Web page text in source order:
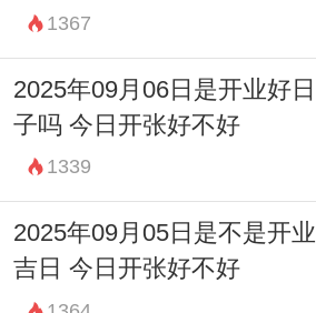
1367
2025年09月06日是开业好日
子吗 今日开张好不好
1339
2025年09月05日是不是开业
吉日 今日开张好不好